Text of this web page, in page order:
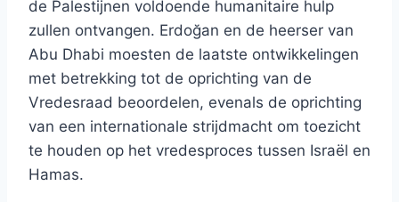
de Palestijnen voldoende humanitaire hulp
zullen ontvangen. Erdoğan en de heerser van
Abu Dhabi moesten de laatste ontwikkelingen
met betrekking tot de oprichting van de
Vredesraad beoordelen, evenals de oprichting
van een internationale strijdmacht om toezicht
te houden op het vredesproces tussen Israël en
Hamas.